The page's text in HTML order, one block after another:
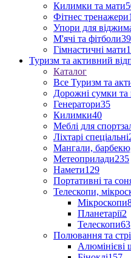
Килимки та мати
Фітнес тренажери
Упори для
М'ячі та фітболи
Гімнастичні мати
Туризм та активний
Каталог
Все Туризм та
Дорожні сумки та
Генератори35
Килимки40
Меблі для
Ліхтарі спеціальні
Мангали,
Метеоприлади235
Намети129
Портативні та
Телескопи,
Мікроскопи
Планетарії2
Телескопи63
Полювання та
Алюмінієві